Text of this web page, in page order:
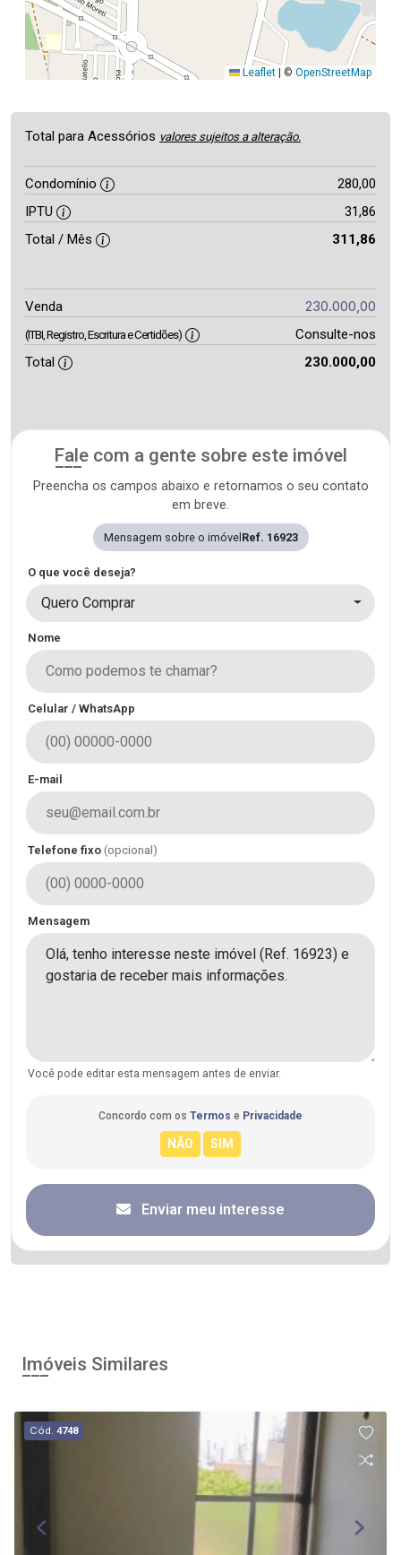
Leaflet | © OpenStreetMap
Total para Acessórios valores sujeitos a alteração.
Condomínio
280,00
IPTU
31,86
Total / Mês
311,86
Venda 230.000,00
(ITBI, Registro, Escritura e Certidões)
Consulte-nos
Total
230.000,00
Fale com a gente sobre este imóvel
Preencha os campos abaixo e retornamos o seu contato
em breve.
Mensagem sobre o imóvelRef. 16923
O que você deseja?
Quero Comprar
Nome
Celular / WhatsApp
E-mail
Telefone fixo (opcional)
Mensagem
Você pode editar esta mensagem antes de enviar.
Concordo com os Termos e Privacidade
Enviar meu interesse
Imóveis Similares
Cód.4748